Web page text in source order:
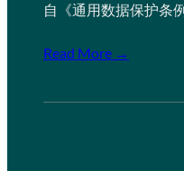
自《通用数据保护条
Read More →